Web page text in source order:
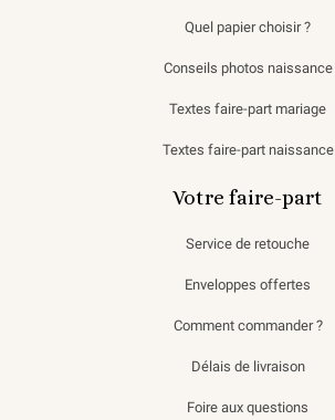
Quel papier choisir ?
Conseils photos naissance
Textes faire-part mariage
Textes faire-part naissance
Votre faire-part
Service de retouche
Enveloppes offertes
Comment commander ?
Délais de livraison
Foire aux questions